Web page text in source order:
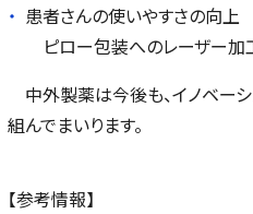
患者さんの使いやすさの向上
ピロー包装へのレーザー加
中外製薬は今後も、イノベー
組んでまいります。
【参考情報】